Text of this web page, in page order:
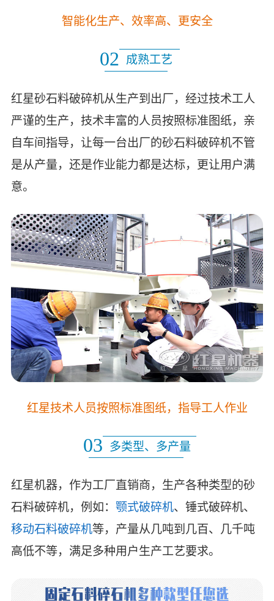
智能化生产、效率高、更安全
02 成熟工艺
红星砂石料破碎机从生产到出厂，经过技术工人
严谨的生产，技术丰富的人员按照标准图纸，亲
自车间指导，让每一台出厂的砂石料破碎机不管
是从产量，还是作业能力都是达标，更让用户满
意。
红星技术人员按照标准图纸，指导工人作业
03 多类型、多产量
红星机器，作为工厂直销商，生产各种类型的砂
石料破碎机，例如： 颚式破碎机、锤式破碎机、
移动石料破碎机等，产量从几吨到几百、几千吨
高低不等，满足多种用户生产工艺要求。